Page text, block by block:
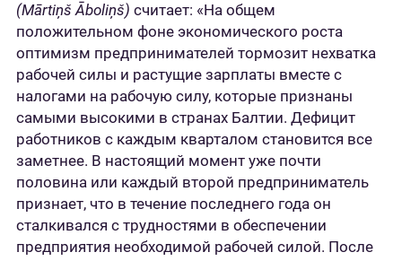
(Mārtiņš Āboliņš) считает: «На общем
положительном фоне экономического роста
оптимизм предпринимателей тормозит нехватка
рабочей силы и растущие зарплаты вместе с
налогами на рабочую силу, которые признаны
самыми высокими в странах Балтии. Дефицит
работников с каждым кварталом становится все
заметнее. В настоящий момент уже почти
половина или каждый второй предприниматель
признает, что в течение последнего года он
сталкивался с трудностями в обеспечении
предприятия необходимой рабочей силой. После